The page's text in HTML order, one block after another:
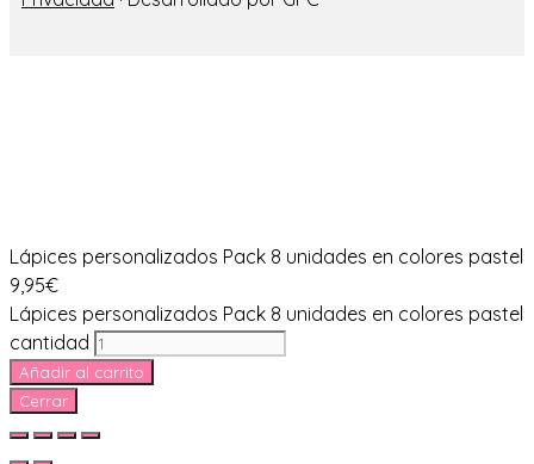
Lápices personalizados Pack 8 unidades en colores pastel
9,95€
Lápices personalizados Pack 8 unidades en colores pastel
cantidad
Añadir al carrito
Cerrar